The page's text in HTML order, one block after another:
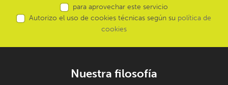
para aprovechar este servicio
Autorizo el uso de cookies técnicas según su política de
cookies
Nuestra filosofía